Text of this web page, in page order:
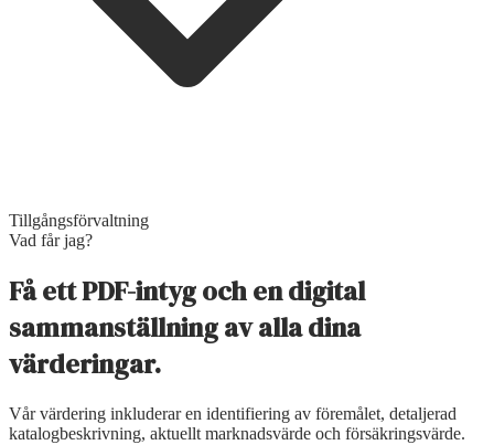
Tillgångsförvaltning
Vad får jag?
Få ett PDF-intyg och en digital
sammanställning av alla dina
värderingar.
Vår värdering inkluderar en identifiering av föremålet, detaljerad
katalogbeskrivning, aktuellt marknadsvärde och försäkringsvärde.